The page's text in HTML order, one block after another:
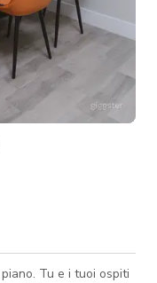
Tu e i tuoi ospiti